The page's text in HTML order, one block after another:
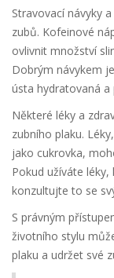
Stravovací návyky
zubů. Kofeinové
ovlivnit množství
Dobrým návykem
ústa hydratovaná
Některé léky a
zubního plaku.
jako cukrovka,
Pokud užíváte
konzultujte to se
S právným
životního stylu
plaku a udržet své